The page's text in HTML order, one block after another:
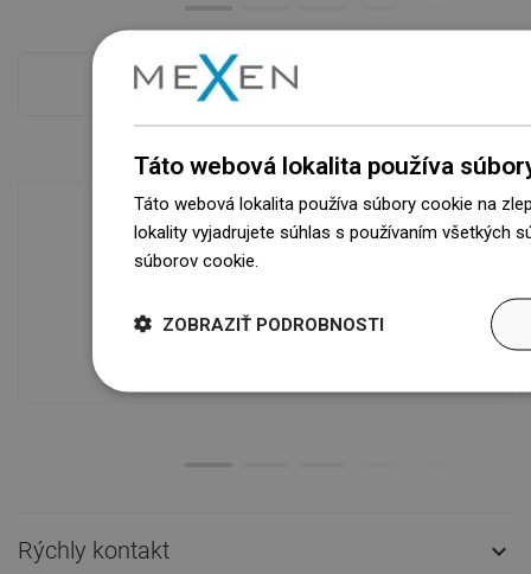
Pokladňa viac
Dostupnosť tovaru
modernom sklade.Vždy pripravený na
Rýchly kontakt 
Táto webová lokalita používa
Táto webová lokalita používa súbory cookie na
lokality vyjadrujete súhlas s používaním všetkých
súborov cookie.
ZOBRAZIŤ PODROBNOSTI